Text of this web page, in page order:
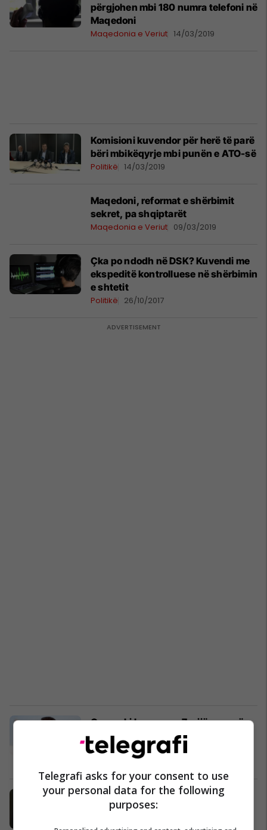
përgjohen mbi 180 numra telefoni në
Maqedoni
Maqedonia e Veriut 14/03/2019
Komisioni kuvendor për herë të parë
bëri mbikëqyrje mbi punën e ATO-së
Politikë 14/03/2019
Maqedoni, reformat e shërbimit
sekret, pa shqiptarët
Maqedonia e Veriut 09/03/2019
Çka po ndodh në DSK? Kuvendi me
ekspeditë kontrolluese në shërbimin
e shtetit
Politikë 26/10/2017
Gruevski ka paguar 7 mijë euro në
muaj këshilltarë nga shtete të
jashtme
06/09/2017
Dimitriev: Mbështesë reformat në
parti, dikush duhet të pushojë
Telegrafi asks for your consent to use
your personal data for the following
purposes: